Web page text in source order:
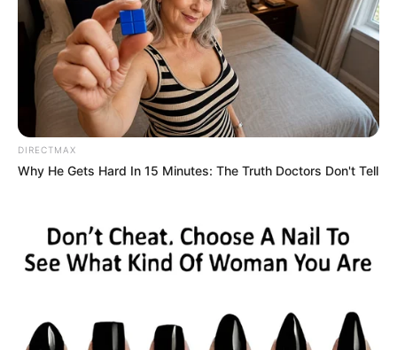
DIRECTMAX
Why He Gets Hard In 15 Minutes: The Truth Doctors Don't Tell